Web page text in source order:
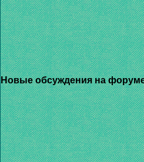
Новые обсуждения на